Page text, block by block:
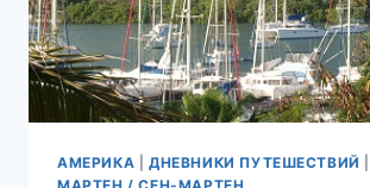
АМЕРИКА ДНЕВНИКИ ПУТЕШЕСТВИЙ